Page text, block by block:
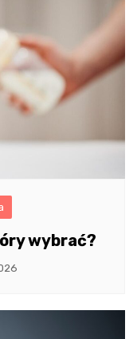
wybrać?